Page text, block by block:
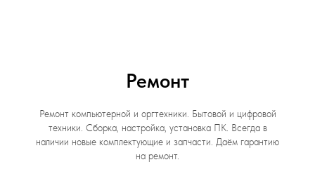
Ремонт
Ремонт компьютерной и оргтехники. Бытовой и цифровой
техники. Сборка, настройка, установка ПК. Всегда в
наличии новые комплектующие и запчасти. Даём гарантию
на ремонт.